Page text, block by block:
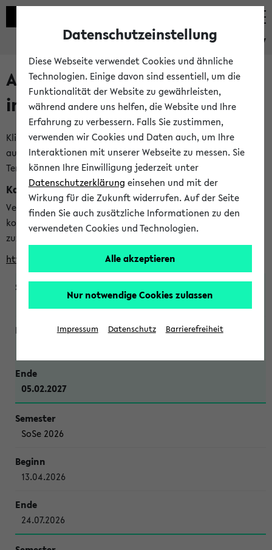
eKVV
Alle veröffentlichten Semester
im eKVV
Klicken Sie auf das Semester, welches Sie für Ihre Sitzung
auswählen möchten. Bitte beachten Sie auch die weiteren
Termine imKalender der Lehrplanung
Kalenderintegration
Verwenden Sie die folgende Adresse, um mit einer
kompatiblen Kalenderanwendung auf die Vorlesungszeiten
zuzugreifen (nähere Informationen
finden Sie hier
https://ekvv.uni-bielefeld.de/ws/calendar?vz
WiSe 2026/2027
05.02.2027
SoSe 2026
13.04.2026
24.07.2026
Datenschutzeinstellung
Diese Webseite verwendet Cookies und ähnliche
Technologien. Einige davon sind essentiell, um die
Funktionalität der Website zu gewährleisten,
während andere uns helfen, die Website und Ihre
Erfahrung zu verbessern. Falls Sie zustimmen,
verwenden wir Cookies und Daten auch, um Ihre
Interaktionen mit unserer Webseite zu messen. Sie
können Ihre Einwilligung jederzeit unter
Datenschutzerklärung einsehen und mit der
Wirkung für die Zukunft widerrufen. Auf der Seite
finden Sie auch zusätzliche Informationen zu den
verwendeten Cookies und Technologien.
Alle akzeptieren
Nur notwendige Cookies zulassen
Impressum Datenschutz Barrierefreiheit